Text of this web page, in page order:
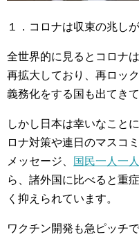
１．コロナは収束の兆し
全世界的に見るとコロナ
再拡大しており、再ロッ
義務化をする国も出てきて
しかし日本は幸いなこと
ロナ対策や連日のマスコ
メッセージ、
国民一人一
ら、諸外国に比べると重
く抑えられています。
ワクチン開発も急ピッチ